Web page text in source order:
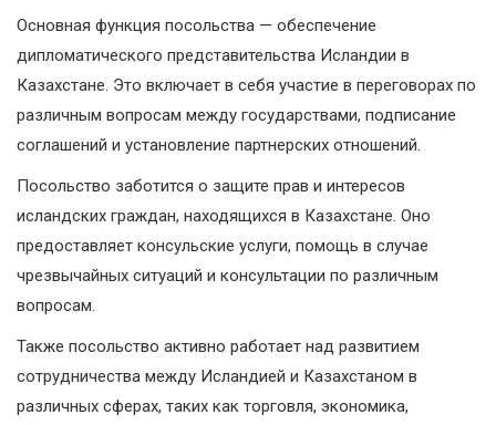
Основная функция посольства — обеспечение
дипломатического представительства Исландии в
Казахстане. Это включает в себя участие в переговорах по
различным вопросам между государствами, подписание
соглашений и установление партнерских отношений.
Посольство заботится о защите прав и интересов
исландских граждан, находящихся в Казахстане. Оно
предоставляет консульские услуги, помощь в случае
чрезвычайных ситуаций и консультации по различным
вопросам.
Также посольство активно работает над развитием
сотрудничества между Исландией и Казахстаном в
различных сферах, таких как торговля, экономика,